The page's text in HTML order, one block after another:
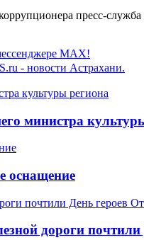
пресс-служба
MAX!
- новости Астрахани.
министра
оснащение
дороги почтили